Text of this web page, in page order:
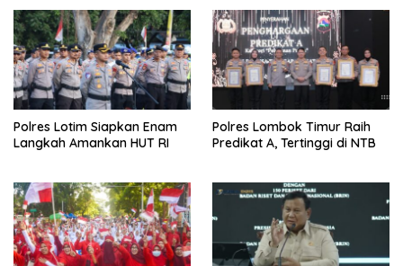
Polres Lotim Siapkan Enam
Langkah Amankan HUT RI
Polres Lombok Timur Raih
Predikat A, Tertinggi di NTB